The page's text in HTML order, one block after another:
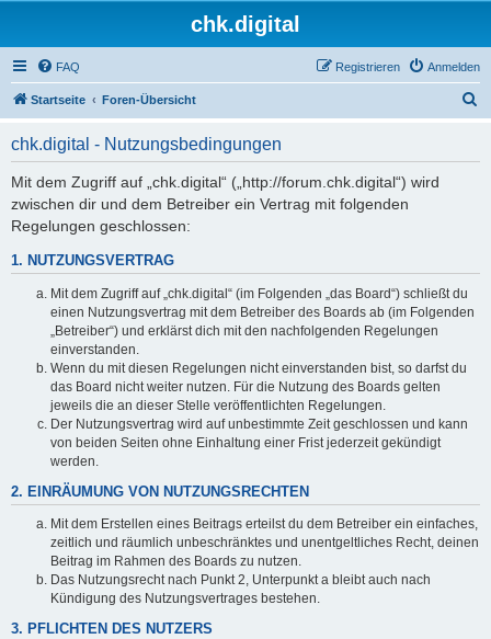
chk.digital
FAQ Anmelden
Registrieren
Startseite Foren-Übersicht
chk.digital - Nutzungsbedingungen
Mit dem Zugriff auf „chk.digital“ („http://forum.chk.digital“) wird
zwischen dir und dem Betreiber ein Vertrag mit folgenden
Regelungen geschlossen:
1. NUTZUNGSVERTRAG
Mit dem Zugriff auf „chk.digital“ (im Folgenden „das Board“) schließt du
einen Nutzungsvertrag mit dem Betreiber des Boards ab (im Folgenden
„Betreiber“) und erklärst dich mit den nachfolgenden Regelungen
einverstanden.
Wenn du mit diesen Regelungen nicht einverstanden bist, so darfst du
das Board nicht weiter nutzen. Für die Nutzung des Boards gelten
jeweils die an dieser Stelle veröffentlichten Regelungen.
Der Nutzungsvertrag wird auf unbestimmte Zeit geschlossen und kann
von beiden Seiten ohne Einhaltung einer Frist jederzeit gekündigt
werden.
2. EINRÄUMUNG VON NUTZUNGSRECHTEN
Mit dem Erstellen eines Beitrags erteilst du dem Betreiber ein einfaches,
zeitlich und räumlich unbeschränktes und unentgeltliches Recht, deinen
Beitrag im Rahmen des Boards zu nutzen.
Das Nutzungsrecht nach Punkt 2, Unterpunkt a bleibt auch nach
Kündigung des Nutzungsvertrages bestehen.
3. PFLICHTEN DES NUTZERS